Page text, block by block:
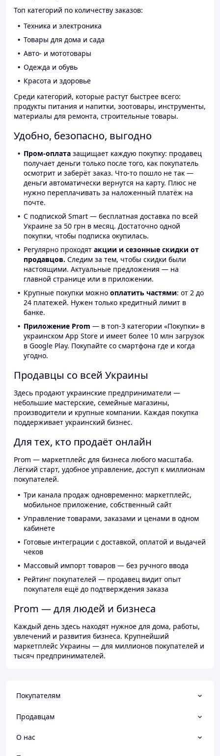
Топ категорий по количеству заказов:
Техника и электроника
Товары для дома и сада
Авто- и мототовары
Одежда и обувь
Красота и здоровье
Среди категорий, которые растут быстрее всего:
продукты питания и напитки, зоотовары, инструменты,
материалы для ремонта, строительные товары.
Удобно, безопасно, выгодно
Пром-оплата защищает каждую покупку: продавец
получает деньги только после того, как покупатель
осмотрит и заберёт заказ. Что-то пошло не так —
деньги автоматически вернутся на карту. Плюс не
нужно переплачивать за наложенный платёж на
почте.
С подпиской Smart — бесплатная доставка по всей
Украине за 50 грн в месяц. Достаточно одной
покупки, чтобы подписка окупилась.
Регулярно проходят акции и сезонные скидки от
продавцов. Следим за тем, чтобы скидки были
настоящими. Актуальные предложения — на
главной странице или в приложении.
Крупные покупки можно оплатить частями: от 2 до
24 платежей. Нужен только кредитный лимит в
банке.
Приложение Prom — в топ-3 категории «Покупки» в
украинском App Store и имеет более 10 млн загрузок
в Google Play. Покупайте со смартфона где и когда
угодно.
Продавцы со всей Украины
Здесь продают украинские предприниматели —
небольшие мастерские, семейные магазины,
производители и крупные компании. Каждая покупка
поддерживает украинский бизнес.
Для тех, кто продаёт онлайн
Prom — маркетплейс для бизнеса любого масштаба.
Лёгкий старт, удобное управление, доступ к миллионам
покупателей.
Три канала продаж одновременно: маркетплейс,
мобильное приложение, собственный сайт
Управление товарами, заказами и ценами в одном
кабинете
Готовые интеграции с доставкой, оплатой и выдачей
чеков
Массовый импорт товаров — без ручного ввода
Рейтинг покупателей — продавец видит опыт
покупателя ещё до подтверждения заказа
Prom — для людей и бизнеса
Каждый день здесь находят нужное для дома, работы,
увлечений и развития бизнеса. Крупнейший
маркетплейс Украины — для миллионов покупателей и
тысяч предпринимателей.
Покупателям
Продавцам
О нас